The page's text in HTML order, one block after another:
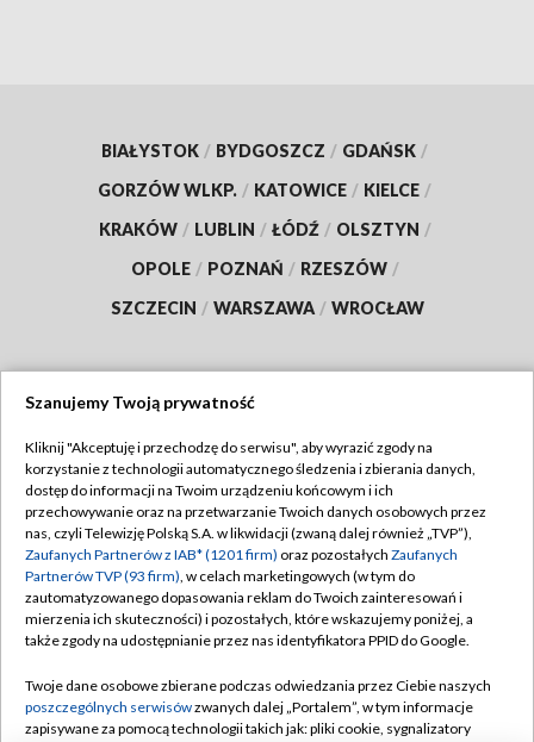
BIAŁYSTOK / BYDGOSZCZ / GDAŃSK /
GORZÓW WLKP. / KATOWICE / KIELCE /
KRAKÓW / LUBLIN / ŁÓDŹ / OLSZTYN /
OPOLE / POZNAŃ / RZESZÓW /
SZCZECIN / WARSZAWA / WROCŁAW
TVP
Abonament TVP
Emisja w TVP
Centrum informacji TVP
Naziemna Telewizja Cyfrowa
Rada Programowa
Regulamin TVP
Polityka prywatności
Moje zgody
Pomoc
Kontakt
Szanujemy Twoją prywatność
Kliknij "Akceptuję i przechodzę do serwisu", aby wyrazić zgody na
korzystanie z technologii automatycznego śledzenia i zbierania danych,
dostęp do informacji na Twoim urządzeniu końcowym i ich
przechowywanie oraz na przetwarzanie Twoich danych osobowych przez
nas, czyli Telewizję Polską S.A. w likwidacji (zwaną dalej również „TVP”),
Zaufanych Partnerów z IAB* (1201 firm) oraz pozostałych Zaufanych
Partnerów TVP (93 firm), w celach marketingowych (w tym do
zautomatyzowanego dopasowania reklam do Twoich zainteresowań i
mierzenia ich skuteczności) i pozostałych, które wskazujemy poniżej, a
także zgody na udostępnianie przez nas identyfikatora PPID do Google.
Twoje dane osobowe zbierane podczas odwiedzania przez Ciebie naszych
poszczególnych serwisówzwanych dalej „Portalem”, w tym informacje
zapisywane za pomocą technologii takich jak: pliki cookie, sygnalizatory